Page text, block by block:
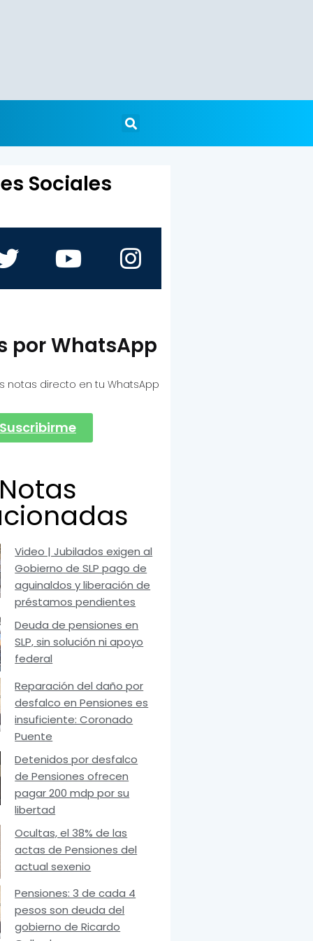
Sociales
por WhatsApp
notas directo en tu WhatsApp
Suscribirme
Notas
Video | Jubilados exigen al
Gobierno de SLP pago de
aguinaldos y liberación de
préstamos pendientes
Deuda de pensiones en
SLP, sin solución ni apoyo
federal
Reparación del daño por
desfalco en Pensiones es
insuficiente: Coronado
Puente
Detenidos por desfalco
de Pensiones ofrecen
pagar 200 mdp por su
libertad
Ocultas, el 38% de las
actas de Pensiones del
actual sexenio
Pensiones: 3 de cada 4
pesos son deuda del
gobierno de Ricardo